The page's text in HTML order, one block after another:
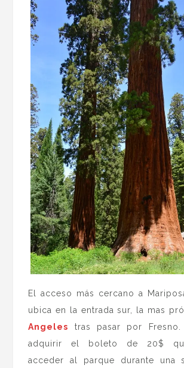
El acceso más cercano a
ubica en la entrada sur, la mas
Angeles tras pasar por Fresno.
adquirir el boleto de 20$
acceder al parque durante una